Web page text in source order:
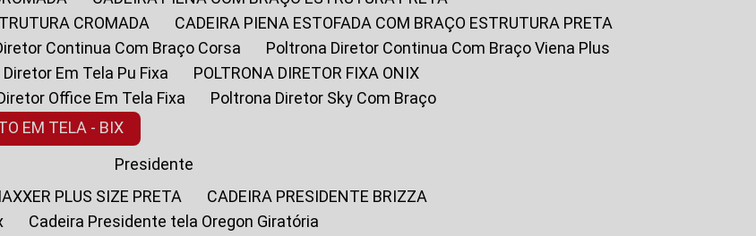
CROMADA
CADEIRA PIENA ESTOFADA COM BRAÇO ESTRUTURA PRETA
Continua Com Braço Corsa
Poltrona Diretor Continua Com Braço Viena Plus
Diretor Em Tela Pu Fixa
POLTRONA DIRETOR FIXA ONIX
Office Em Tela Fixa
Poltrona Diretor Sky Com Braço
EM TELA - BIX
Presidente
PLUS SIZE PRETA
CADEIRA PRESIDENTE BRIZZA
Cadeira Presidente tela Oregon Giratória